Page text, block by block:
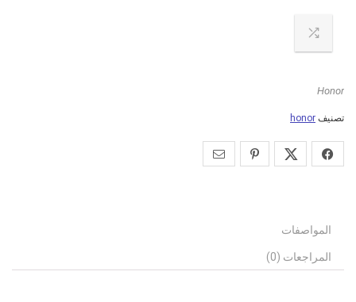
Honor
تصنيف honor
المواصفات
المراجعات (0)